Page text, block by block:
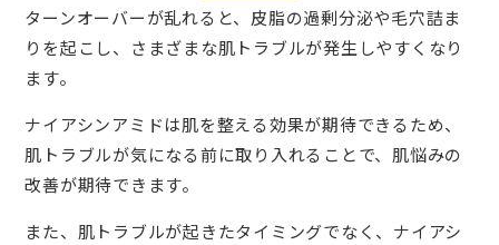
ターンオーバーが乱れると、皮脂の過剰分泌や毛穴詰ま
りを起こし、さまざまな肌トラブルが発生しやすくなり
ます。
ナイアシンアミドは肌を整える効果が期待できるため、
肌トラブルが気になる前に取り入れることで、肌悩みの
改善が期待できます。
また、肌トラブルが起きたタイミングでなく、ナイアシ